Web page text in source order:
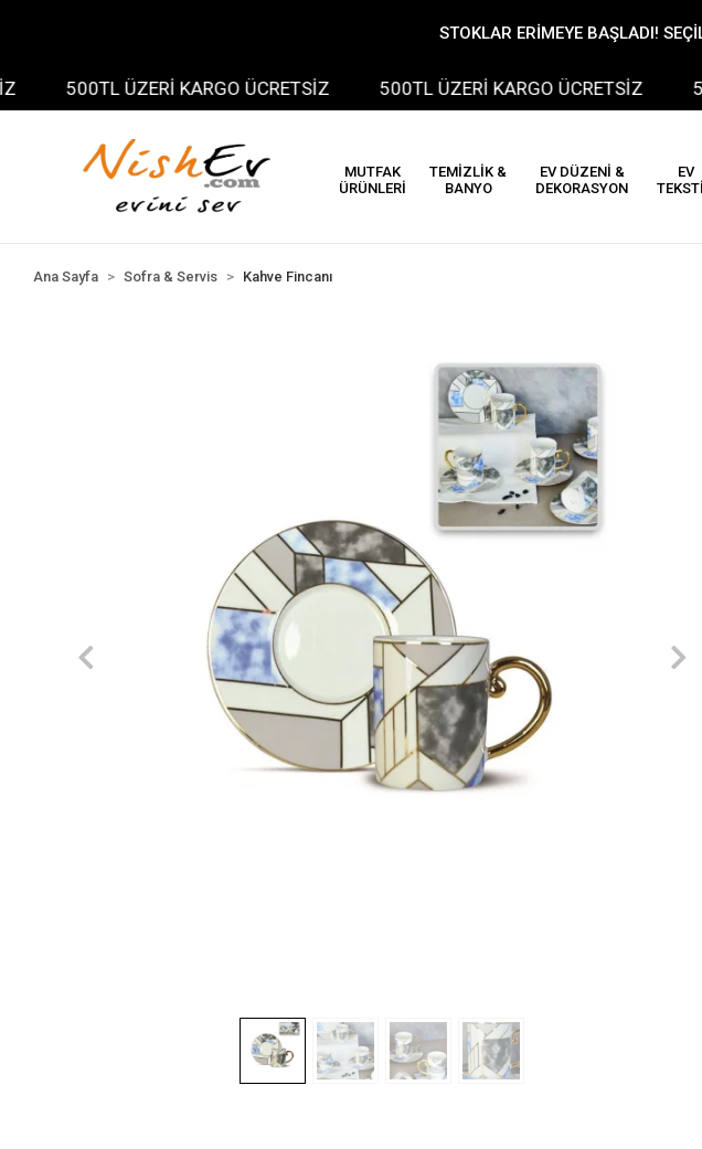
STOKLAR ERİMEYE BAŞLADI!
500TL ÜZERİ KARGO ÜCRETSİZ 500TL ÜZERİ KARGO ÜCRETSİZ
MUTFAK
ÜRÜNLERİ
TEMİZLİK &
BANYO
EV DÜZENİ &
DEKORASYON
EV
Ana Sayfa Sofra & Servis Kahve Fincanı